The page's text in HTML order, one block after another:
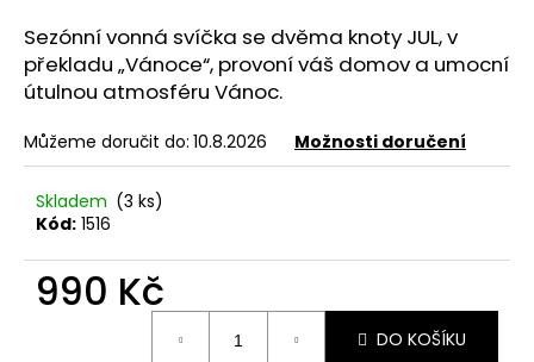
Sezónní vonná svíčka se dvěma knoty JUL, v
překladu „Vánoce“, provoní váš domov a umocní
útulnou atmosféru Vánoc.
Můžeme doručit do: 10.8.2026 Možnosti doručení
Skladem (3 ks)
Kód: 1516
990 Kč
DO KOŠÍKU
a
j
í
?